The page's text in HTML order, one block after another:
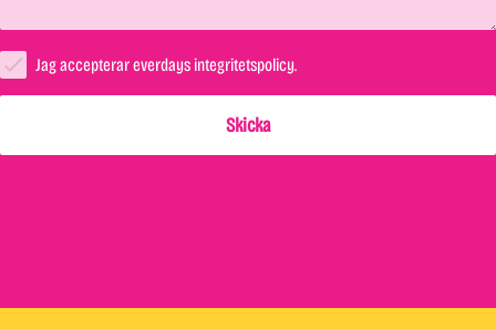
Jag accepterar everdays integritetspolicy.